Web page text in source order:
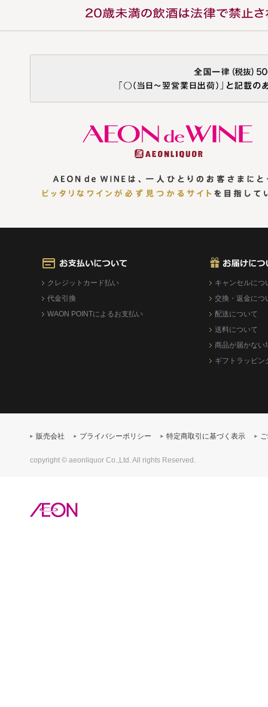
クレジットカード払い
代金引換
WAON POINTによるお支払い
キャンセルにつ
交換・返金につ
配送について
送料について
商品が届かない
ギフトラッピン
販売会社 プライバシーポリシー 特定商取引に基づく表示
copyright © aeonliquor Co.,Ltd. All rights Reserved.